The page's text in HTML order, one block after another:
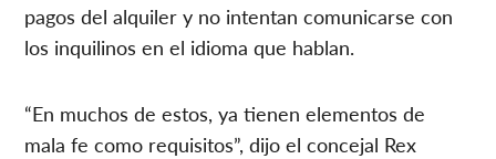
pagos del alquiler y no intentan comunicarse con
los inquilinos en el idioma que hablan.
“En muchos de estos, ya tienen elementos de
mala fe como requisitos”, dijo el concejal Rex